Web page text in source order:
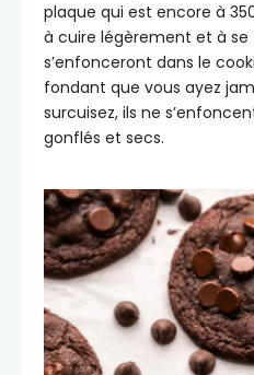
plaque qui est encore à
à cuire légèrement et à
s’enfonceront dans le
fondant que vous ayez
surcuisez, ils ne
gonflés et secs.